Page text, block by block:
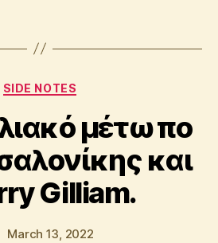
Categories
SIDE NOTES
μέτωπο
και
Gilliam.
Post
B
A
p
o
s
o
March 13, 2022